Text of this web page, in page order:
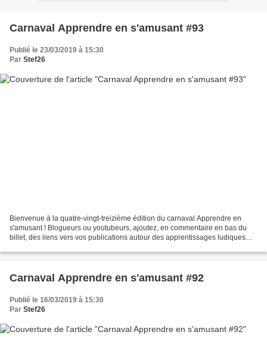
Carnaval Apprendre en s'amusant #93
Publié le 23/03/2019 à 15:30
Par Stef26
Bienvenue à la quatre-vingt-treizième édition du carnaval Apprendre en
s'amusant ! Blogueurs ou youtubeurs, ajoutez, en commentaire en bas du
billet, des liens vers vos publications autour des apprentissages ludiques
Carnaval Apprendre en s'amusant #92
Publié le 16/03/2019 à 15:30
Par Stef26